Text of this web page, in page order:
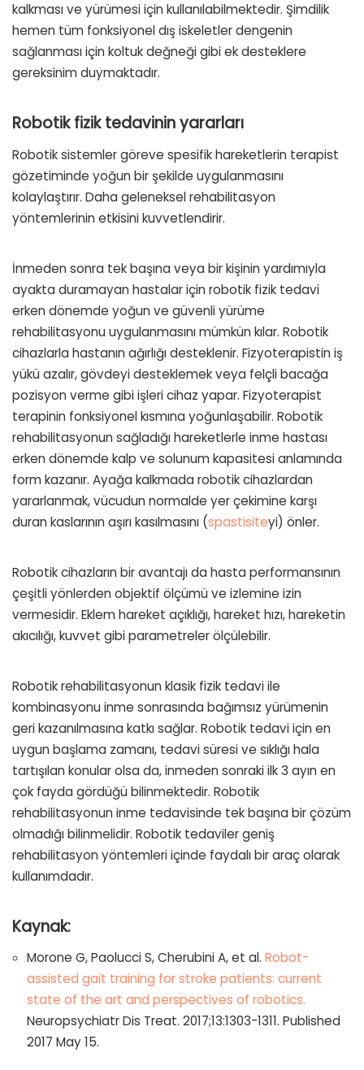
kalkması ve yürümesi için kullanılabilmektedir. Şimdilik
hemen tüm fonksiyonel dış iskeletler dengenin
sağlanması için koltuk değneği gibi ek desteklere
gereksinim duymaktadır.
Robotik fizik tedavinin yararları
Robotik sistemler göreve spesifik hareketlerin terapist
gözetiminde yoğun bir şekilde uygulanmasını
kolaylaştırır. Daha geleneksel rehabilitasyon
yöntemlerinin etkisini kuvvetlendirir.
İnmeden sonra tek başına veya bir kişinin yardımıyla
ayakta duramayan hastalar için robotik fizik tedavi
erken dönemde yoğun ve güvenli yürüme
rehabilitasyonu uygulanmasını mümkün kılar. Robotik
cihazlarla hastanın ağırlığı desteklenir. Fizyoterapistin iş
yükü azalır, gövdeyi desteklemek veya felçli bacağa
pozisyon verme gibi işleri cihaz yapar. Fizyoterapist
terapinin fonksiyonel kısmına yoğunlaşabilir. Robotik
rehabilitasyonun sağladığı hareketlerle inme hastası
erken dönemde kalp ve solunum kapasitesi anlamında
form kazanır. Ayağa kalkmada robotik cihazlardan
yararlanmak, vücudun normalde yer çekimine karşı
duran kaslarının aşırı kasılmasını (spastisiteyi) önler.
Robotik cihazların bir avantajı da hasta performansının
çeşitli yönlerden objektif ölçümü ve izlemine izin
vermesidir. Eklem hareket açıklığı, hareket hızı, hareketin
akıcılığı, kuvvet gibi parametreler ölçülebilir.
Robotik rehabilitasyonun klasik fizik tedavi ile
kombinasyonu inme sonrasında bağımsız yürümenin
geri kazanılmasına katkı sağlar. Robotik tedavi için en
uygun başlama zamanı, tedavi süresi ve sıklığı hala
tartışılan konular olsa da, inmeden sonraki ilk 3 ayın en
çok fayda gördüğü bilinmektedir. Robotik
rehabilitasyonun inme tedavisinde tek başına bir çözüm
olmadığı bilinmelidir. Robotik tedaviler geniş
rehabilitasyon yöntemleri içinde faydalı bir araç olarak
kullanımdadır.
Kaynak:
Morone G, Paolucci S, Cherubini A, et al. Robot-
assisted gait training for stroke patients: current
state of the art and perspectives of robotics.
Neuropsychiatr Dis Treat. 2017;13:1303-1311. Published
2017 May 15.